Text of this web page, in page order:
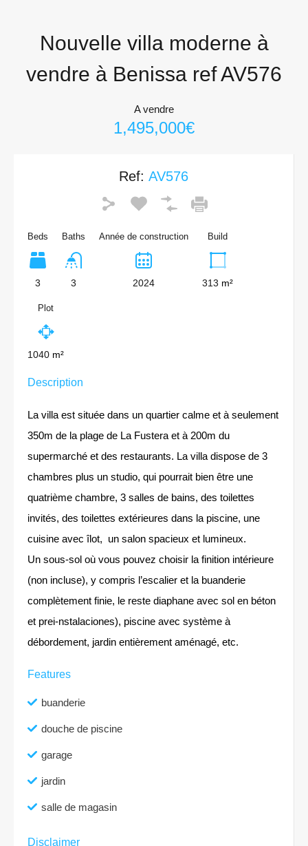
Nouvelle villa moderne à
vendre à Benissa ref AV576
A vendre
1,495,000€
Ref: AV576
Beds
3
Baths
3
Année de construction
2024
Build
313 m²
Plot
1040 m²
Description
La villa est située dans un quartier calme et à seulement
350m de la plage de La Fustera et à 200m du
supermarché et des restaurants. La villa dispose de 3
chambres plus un studio, qui pourrait bien être une
quatrième chambre, 3 salles de bains, des toilettes
invités, des toilettes extérieures dans la piscine, une
cuisine avec îlot, un salon spacieux et lumineux.
Un sous-sol où vous pouvez choisir la finition intérieure
(non incluse), y compris l’escalier et la buanderie
complètement finie, le reste diaphane avec sol en béton
et prei-nstalaciones), piscine avec système à
débordement, jardin entièrement aménagé, etc.
Features
buanderie
douche de piscine
garage
jardin
salle de magasin
Disclaimer